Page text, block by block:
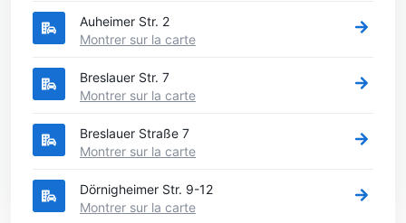
Auheimer Str. 2
Montrer sur la carte
Breslauer Str. 7
Montrer sur la carte
Breslauer Straße 7
Montrer sur la carte
Dörnigheimer Str. 9-12
Montrer sur la carte